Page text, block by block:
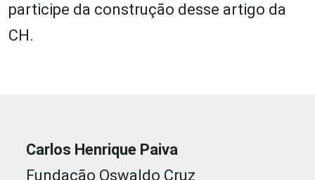
participe da construção desse artigo da
CH.
Carlos Henrique Paiva
Fundação Oswaldo Cruz